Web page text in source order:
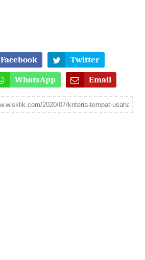
Facebook Twitter
WhatsApp Email